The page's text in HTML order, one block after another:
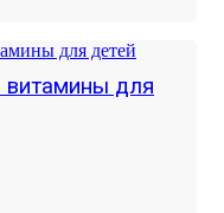
витамины для